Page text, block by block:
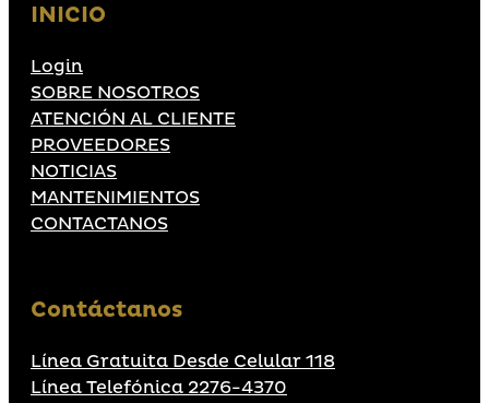
INICIO
Login
SOBRE NOSOTROS
ATENCIÓN AL CLIENTE
PROVEEDORES
NOTICIAS
MANTENIMIENTOS
CONTACTANOS
Contáctanos
Línea Gratuita Desde Celular 118
Línea Telefónica 2276-4370